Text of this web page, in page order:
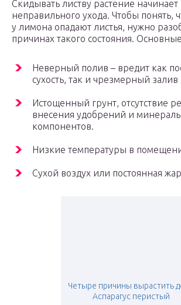
Скидывать листву растение начинает
неправильного ухода. Чтобы понять,
у лимона опадают листья, нужно
причинах такого состояния.
Неверный полив – вредит как
сухость, так и чрезмерный залив
Истощенный грунт, отсутствие
внесения удобрений и
компонентов.
Низкие температуры в
Сухой воздух или постоянная
Четыре причины вырастить
Аспарагус перистый